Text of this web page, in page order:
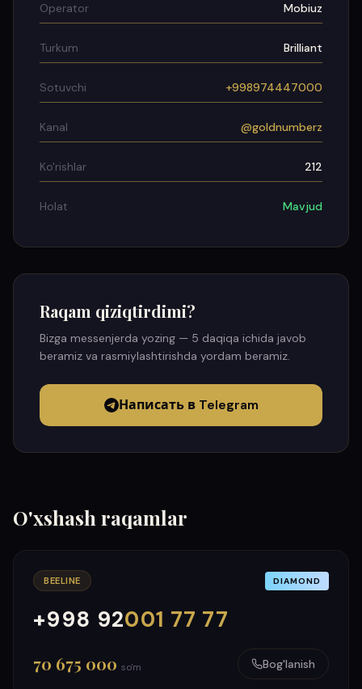
Operator Mobiuz
Turkum Brilliant
Sotuvchi +998974447000
Kanal @goldnumberz
Ko'rishlar 212
Holat Mavjud
Raqam qiziqtirdimi?
Bizga messenjerda yozing — 5 daqiqa ichida javob
beramiz va rasmiylashtirishda yordam beramiz.
Написать в Telegram
O'xshash raqamlar
BEELINE DIAMOND
+998 92001 77 77
000
999
70 675 000 so'm Bog'lanish